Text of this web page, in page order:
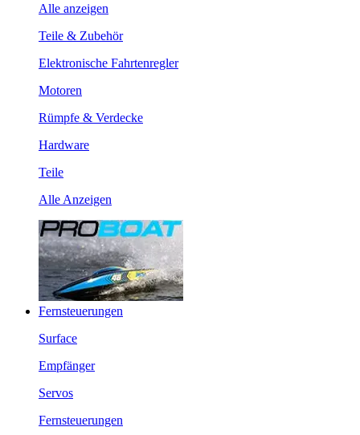
Alle anzeigen
Teile & Zubehör
Elektronische Fahrtenregler
Motoren
Rümpfe & Verdecke
Hardware
Teile
Alle Anzeigen
Fernsteuerungen
Surface
Empfänger
Servos
Fernsteuerungen